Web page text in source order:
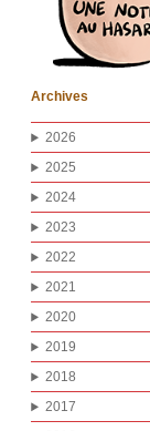
Archives
2026
2025
2024
2023
2022
2021
2020
2019
2018
2017